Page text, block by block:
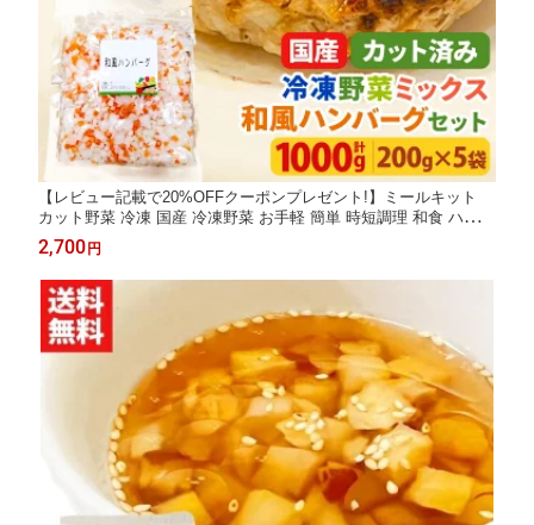
【レビュー記載で20%OFFクーポンプレゼント!】ミールキット
カット野菜 冷凍 国産 冷凍野菜 お手軽 簡単 時短調理 和食 ハンバ
ーグ冷凍カット済み 野菜ミックス 和風ハンバーグ用セット 200g
×5袋
2,700円